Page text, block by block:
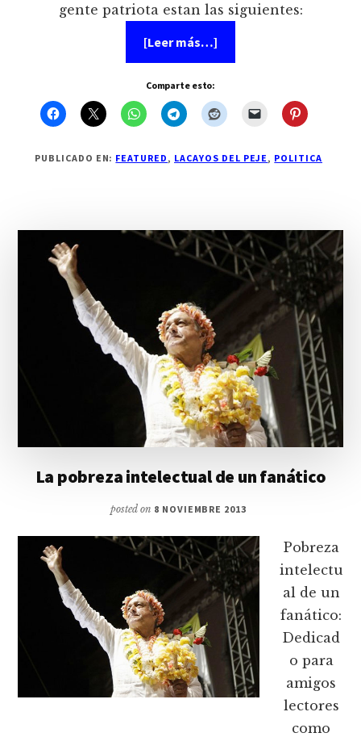
gente patriota estan las siguientes:
[Leer más…]
AMLO
en
defensa
del
Comparte esto:
PUBLICADO EN: FEATURED , LACAYOS DEL PEJE , POLITICA
La pobreza intelectual de un fanático
posted on 8 NOVIEMBRE 2013
Pobreza
intelectu
al de un
fanático:
Dedicad
o para
amigos
lectores
como